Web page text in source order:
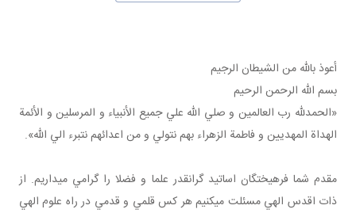
أعوذ بالله من الشيطان الرجيم
بسم الله الرحمن الرحيم
«الحمدلله رب العالمين و صلي الله علي جميع الأنبياء و المرسلين و الأئمة
الهداة المهديين و فاطمة الزهراء بهم نتولي و من اعدائهم نتبرء الي الله».
مقدم شما فرهيختگان اساتيد گرانقدر علما و فضلا را گرامي مي داريم. از
ذات اقدس الهي مسئلت مي کنيم هر کس قلمي و قدمي در راه علوم الهي